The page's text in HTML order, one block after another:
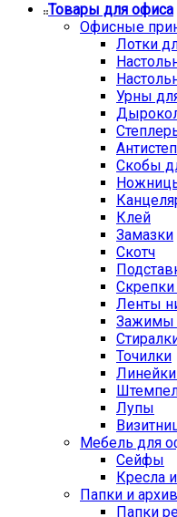
Товары для офиса
Офисные
Лотки
Урны
Скобы
Клей
Замазки
Скотч
Ленты
Зажимы
Точилки
Лупы
Мебель для
Сейфы
Кресла
Папки и
Папки